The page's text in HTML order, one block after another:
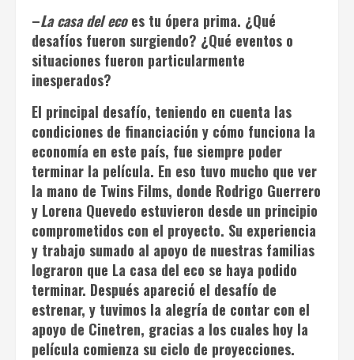
–La casa del ecoes tu ópera prima. ¿Qué
desafíos fueron surgiendo? ¿Qué eventos o
situaciones fueron particularmente
inesperados?
El principal desafío, teniendo en cuenta las
condiciones de financiación y cómo funciona la
economía en este país, fue siempre poder
terminar la película. En eso tuvo mucho que ver
la mano de Twins Films, donde Rodrigo Guerrero
y Lorena Quevedo estuvieron desde un principio
comprometidos con el proyecto. Su experiencia
y trabajo sumado al apoyo de nuestras familias
lograron que La casa del eco se haya podido
terminar. Después apareció el desafío de
estrenar, y tuvimos la alegría de contar con el
apoyo de Cinetren, gracias a los cuales hoy la
película comienza su ciclo de proyecciones.